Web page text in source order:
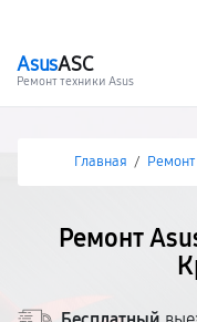
AsusASC
Ремонт техники Asus
Главная /
Ремонт